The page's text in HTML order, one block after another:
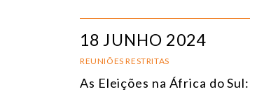
18 JUNHO 2024
REUNIÕES RESTRITAS
As Eleições na África do Sul: